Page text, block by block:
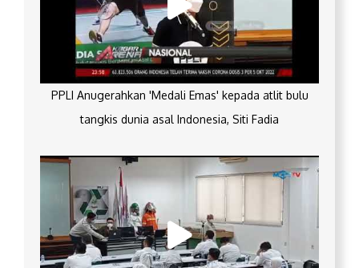
PPLI Anugerahkan 'Medali Emas' kepada atlit bulu
tangkis dunia asal Indonesia, Siti Fadia